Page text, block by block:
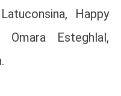
, Happy
Omara Esteghlal,
.